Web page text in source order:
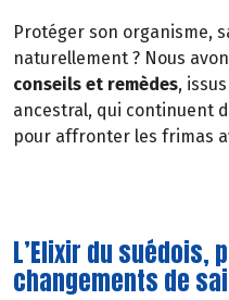
Protéger son organisme,
naturellement ? Nous
conseils et remèdes,
ancestral, qui continuent
pour affronter les frimas
L’Elixir du suédois,
changements de